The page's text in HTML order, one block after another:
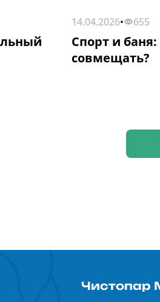
14.04.2026• 655
Спорт и
совмещать?
Чистопар